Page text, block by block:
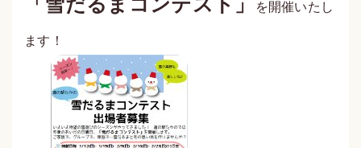
を開催いたし
ます！